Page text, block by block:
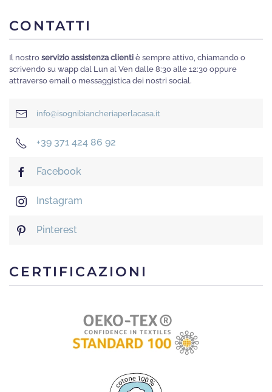
CONTATTI
Il nostro servizio assistenza clienti è sempre attivo, chiamando o
scrivendo su wapp dal Lun al Ven dalle 8:30 alle 12:30 oppure
attraverso email o messaggistica dei nostri social.
info@isognibiancheriaperlacasa.it
+39 371 424 86 92
Facebook
Instagram
Pinterest
CERTIFICAZIONI